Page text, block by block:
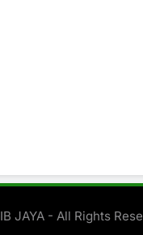
JAYA - All Rights